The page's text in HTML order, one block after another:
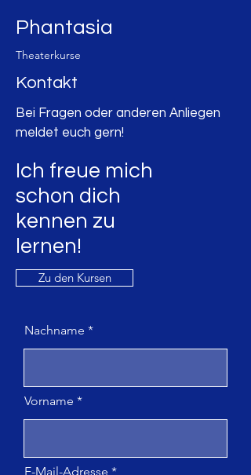
Phantasia
Theaterkurse
Kontakt
Bei Fragen oder anderen Anliegen
meldet euch gern!
Ich freue mich
schon dich
kennen zu
lernen!
Zu den Kursen
Nachname
Vorname
E-Mail-Adresse